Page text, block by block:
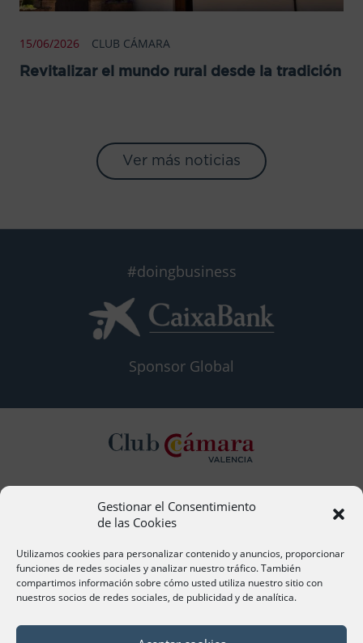
Gestionar el Consentimiento
de las Cookies
Utilizamos cookies para personalizar contenido y anuncios, proporcionar
funciones de redes sociales y analizar nuestro tráfico. También
compartimos información sobre cómo usted utiliza nuestro sitio con
nuestros socios de redes sociales, de publicidad y de analítica.
15/06/2026 CLUB CÁMARA
Revitalizar el mundo rural desde la tradición
Ver más noticias
#doingbusiness
Sponsor Global
Contacto
acervera@camaravalencia.com
961 366 212
Síguenos